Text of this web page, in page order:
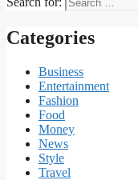
Categories
Business
Entertainment
Fashion
Food
Money
News
Style
Travel